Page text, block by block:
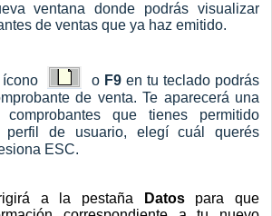
ventana donde podrás visualizar
de ventas que ya haz emitido.
o F9en tu teclado podrás
de venta. Te aparecerá una
que tienes permitido
perfil de usuario, elegí cuál querés
ESC.
a la pestaña
Datos para que